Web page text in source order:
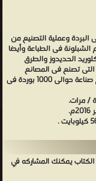
البردة وعملية التصنيع من
فى الطباعة وأيضا
الحديدوز والطرق
التى تصنع فى المصانع
وبطريقة سريعة وعملية حيث يتم صناعة حوالى 1000 بوردة فى
يمكنك المشاركه في